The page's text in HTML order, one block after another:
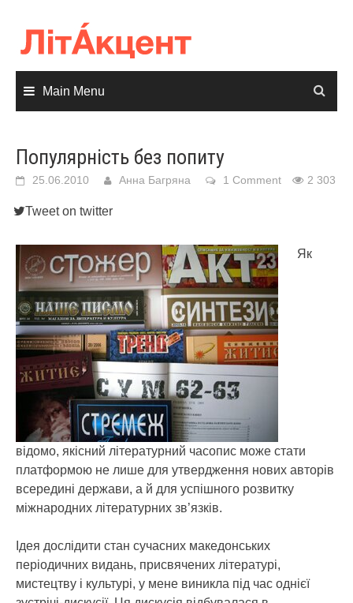
content
Main Menu
Популярність без попиту
25.06.2010 Анна Багряна 1 Comment 2 303
Tweet on twitter
Як
відомо, якісний літературний часопис може стати
платформою не лише для утвердження нових авторів
всередині держави, а й для успішного розвитку
міжнародних літературних зв’язків.
Ідея дослідити стан сучасних македонських
періодичних видань, присвячених літературі,
мистецтву і культурі, у мене виникла під час однієї